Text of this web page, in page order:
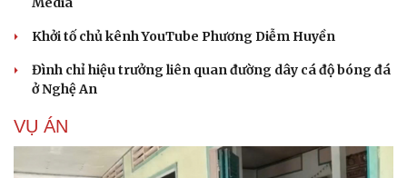
Khởi tố chủ kênh YouTube Phương Diễm Huyền
Đình chỉ hiệu trưởng liên quan đường dây cá độ bóng đá
ở Nghệ An
VỤ ÁN